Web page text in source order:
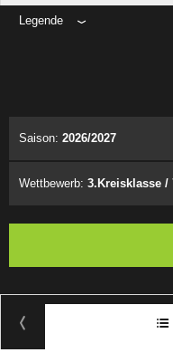
Legende
Saison: 2026/2027
Wettbewerb: 3.Kreisklasse /